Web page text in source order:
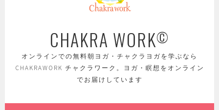
CHAKRA WORK©
オンラインでの無料朝ヨガ・チャクラヨガを学ぶなら
CHAKRAWORK チャクラワーク。ヨガ・瞑想をオンライン
でお届けしています